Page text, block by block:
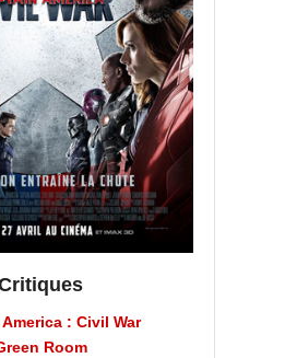
: Civil War
Room